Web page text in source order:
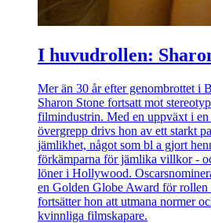
I huvudrollen:
Mer än 30 år efter genombrottet i
Sharon Stone fortsatt mot
filmindustrin. Med en uppväxt i
övergrepp drivs hon av ett starkt
jämlikhet, något som bl a gjort
förkämparna för jämlika villkor -
löner i Hollywood.
en Golden Globe Award för rollen
fortsätter hon att utmana normer
kvinnliga filmskapare.